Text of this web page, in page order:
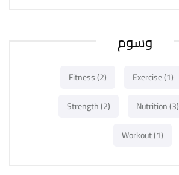
وسوم
Exercise(1)
Fitness(2)
Nutrition(3)
Strength(2)
Workout(1)